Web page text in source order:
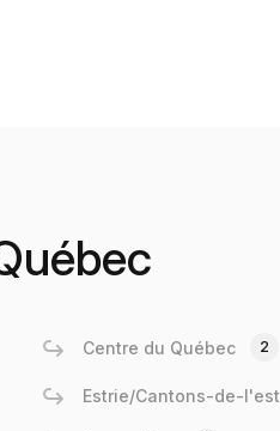
Centre du Québec 2
Estrie/Cantons-de-l'est